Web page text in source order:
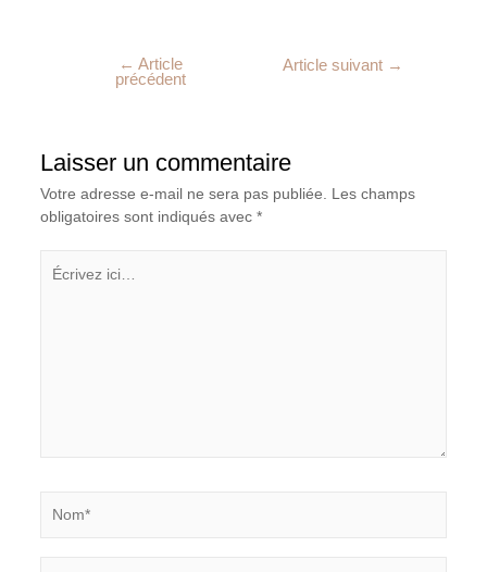
← Article
précédent
Article suivant →
Laisser un commentaire
Votre adresse e-mail ne sera pas publiée.
Les champs
obligatoires sont indiqués avec *
ici…